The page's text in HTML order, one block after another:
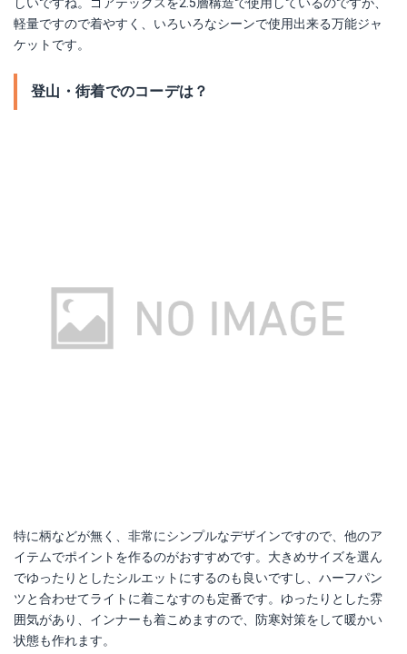
しいですね。ゴアテックスを2.5層構造で使用しているのですが、
軽量ですので着やすく、いろいろなシーンで使用出来る万能ジャ
ケットです。
登山・街着でのコーデは？
特に柄などが無く、非常にシンプルなデザインですので、他のア
イテムでポイントを作るのがおすすめです。大きめサイズを選ん
でゆったりとしたシルエットにするのも良いですし、ハーフパン
ツと合わせてライトに着こなすのも定番です。ゆったりとした雰
囲気があり、インナーも着こめますので、防寒対策をして暖かい
状態も作れます。